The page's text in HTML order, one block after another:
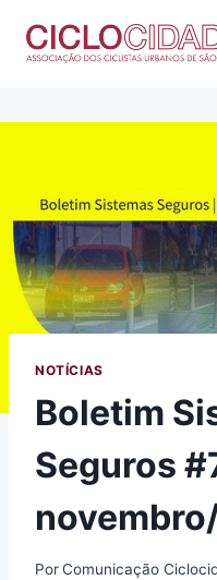
para
NOTÍCIAS
Boletim
Seguros
PorComunicação